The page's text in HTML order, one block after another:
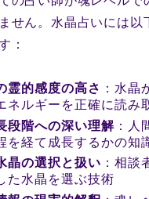
せん。水晶占いには以
：
霊的感度の高さ ：水晶
ネルギーを正確に読み
段階への深い理解 ：人
を経て成長するかの知
晶の選択と扱い ：相談
た水晶を選ぶ技術